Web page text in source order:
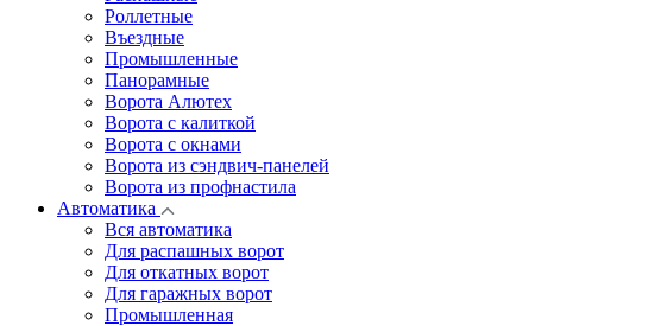
Роллетные
Въездные
Промышленные
Панорамные
Ворота Алютех
Ворота с калиткой
Ворота c окнами
Ворота из сэндвич-панелей
Ворота из профнастила
Автоматика
Вся автоматика
Для распашных ворот
Для откатных ворот
Для гаражных ворот
Промышленная